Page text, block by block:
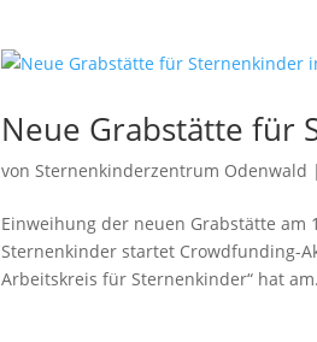
Neue Grabstätte für
vonSternenkinderzentrum Odenwald |
Einweihung der neuen Grabstätte
Sternenkinder startet Crowdfunding-
Arbeitskreis für Sternenkinder“ hat